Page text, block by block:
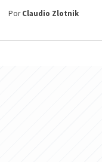
PorClaudio Zlotnik